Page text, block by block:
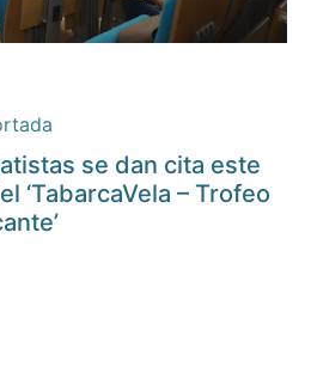
se dan cita este
‘TabarcaVela – Trofeo